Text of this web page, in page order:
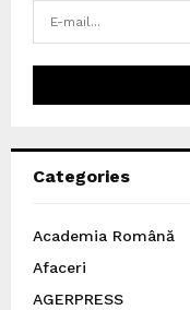
Categories
Academia Română
Afaceri
AGERPRESS